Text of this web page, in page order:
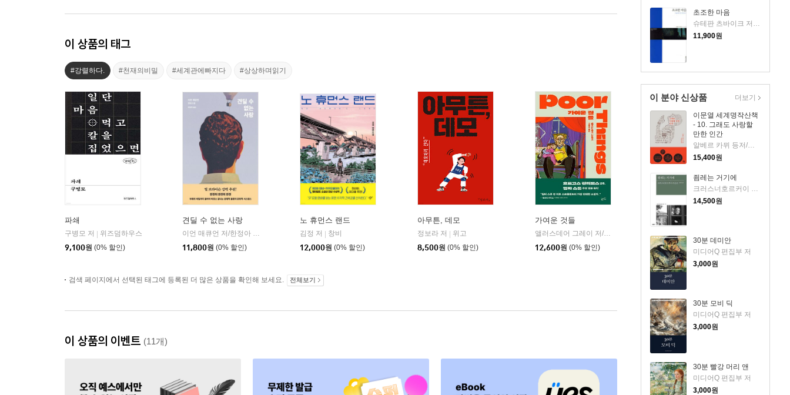
초조한 마음
슈테판 츠바이크 저/이유정 역
11,900원
이 분야 신상품
이문열 세계명작산책
- 10. 그래도 사랑할
만한 인간
15,400원
죔레는 거기에
크러스너호르커이 라슬로 저/김보국 역
14,500원
30분 데미안
미디어Q 편집부 저
3,000원
30분 모비 딕
미디어Q 편집부 저
3,000원
30분 빨강 머리 앤
미디어Q 편집부 저
3,000원
더보기
이 상품의 태그
#강렬하다. #천재의비밀 #세계관에빠지다 #상상하며읽기
파쇄
구병모 저
위즈덤하우스
9,100원 (0% 할인)
견딜 수 없는 사랑
이언 매큐언 저/한정아 역
11,800원 (0% 할인)
노 휴먼스 랜드
김정 저
창비
12,000원 (0% 할인)
아무튼, 데모
정보라 저
위고
8,500원 (0% 할인)
가여운 것들
앨러스데어 그레이 저/이운경 역
12,600원 (0% 할인)
검색 페이지에서 선택된 태그에 등록된 더 많은 상품을 확인해 보세요. 전체보기
이 상품의 이벤트 (11개)